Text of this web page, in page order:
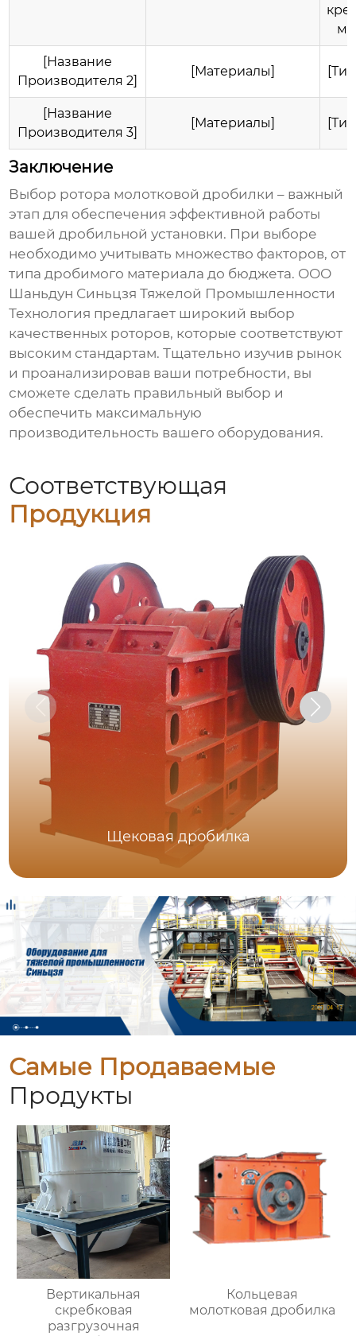
[Название
Производителя 2]
[Материалы]
[Название
Производителя 3]
[Материалы]
Заключение
Выбор ротора молотковой дробилки – важный
этап для обеспечения эффективной работы
вашей дробильной установки. При выборе
необходимо учитывать множество факторов, от
типа дробимого материала до бюджета. ООО
Шаньдун Синьцзя Тяжелой Промышленности
Технология предлагает широкий выбор
качественных роторов, которые соответствуют
высоким стандартам. Тщательно изучив рынок
и проанализировав ваши потребности, вы
сможете сделать правильный выбор и
обеспечить максимальную
производительность вашего оборудования.
Соответствующая
Продукция
Щековая дробилка
Самые Продаваемые
Продукты
Вертикальная
скребковая
разгрузочная
Кольцевая
молотковая дробилка